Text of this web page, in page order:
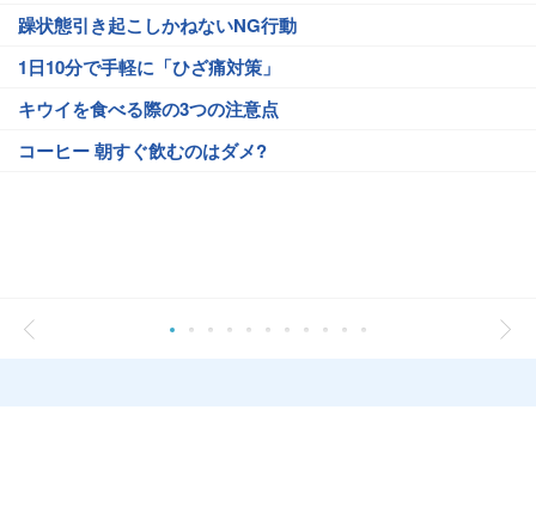
躁状態引き起こしかねないNG行動
1日10分で手軽に「ひざ痛対策」
キウイを食べる際の3つの注意点
コーヒー 朝すぐ飲むのはダメ?